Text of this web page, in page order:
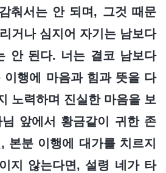
춰서는 안 되며, 그것 때문
거나 심지어 자기는 남보다
안 된다. 너는 결코 남보다
이행에 마음과 힘과 뜻을 다
노력하며 진실한 마음을 보
앞에서 황금같이 귀한 존
본분 이행에 대가를 치르지
지 않는다면, 설령 네가 타